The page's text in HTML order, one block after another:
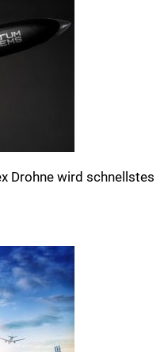
Drohne wird schnellstes